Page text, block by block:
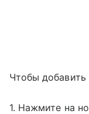
Чтобы добавить
1. Нажмите на